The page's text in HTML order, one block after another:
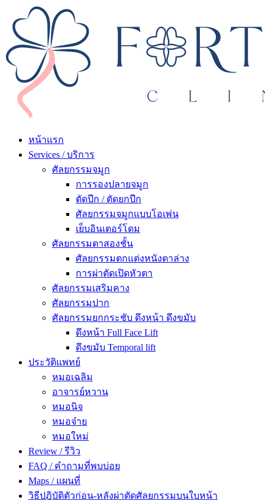
หน้าแรก
Services / บริการ
ศัลยกรรมจมูก
การรองปลายจมูก
ตัดปีก / ตัดยกปีก
ศัลยกรรมจมูกแบบโอเพ่น
เย็บอินเตอร์โดม
ศัลยกรรมตาสองชั้น
ศัลยกรรมตกแต่งหนังตาล่าง
การผ่าตัดเปิดหัวตา
ศัลยกรรมเสริมคาง
ศัลยกรรมปาก
ศัลยกรรมยกกระชับ ดึงหน้า ดึงขมับ
ดึงหน้า Full Face Lift
ดึงขมับ Temporal lift
ประวัติแพทย์
หมอเฉลิม
อาจารย์หวาน
หมอนิจ
หมอจ๋าย
หมอใหม่
Review / รีวิว
FAQ / คำถามที่พบบ่อย
Maps / แผนที่
วิธีปฎิบัติตัวก่อน-หลังผ่าตัดศัลยกรรมบนใบหน้า